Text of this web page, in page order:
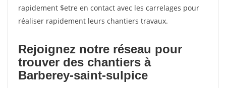
rapidement $etre en contact avec les carrelages pour
réaliser rapidement leurs chantiers travaux.
Rejoignez notre réseau pour
trouver des chantiers à
Barberey-saint-sulpice